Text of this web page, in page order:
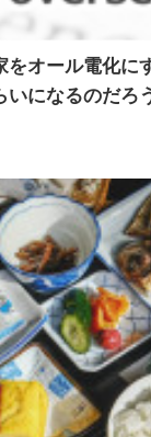
をオール電化に
いになるのだろ